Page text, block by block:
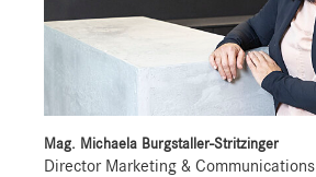
Mag. Michaela Burgstaller-Stritzinger
Director Marketing & Communications